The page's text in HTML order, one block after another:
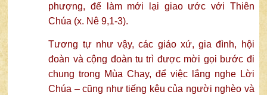
phượng, để làm mới lại giao ước với Thiên
Chúa (x. Nê 9,1-3).
Tương tự như vậy, các giáo xứ, gia đình, hội
đoàn và cộng đoàn tu trì được mời gọi bước đi
chung trong Mùa Chay, để việc lắng nghe Lời
Chúa – cũng như tiếng kêu của người nghèo và